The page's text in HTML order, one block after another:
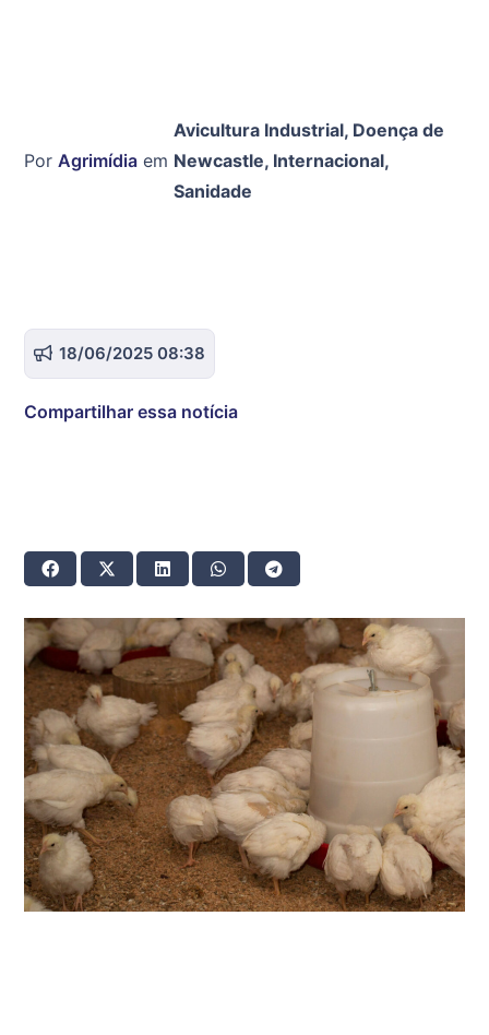
Por Agrimídia em
Avicultura Industrial, Doença de
Newcastle, Internacional,
Sanidade
18/06/2025 08:38
Compartilhar essa notícia